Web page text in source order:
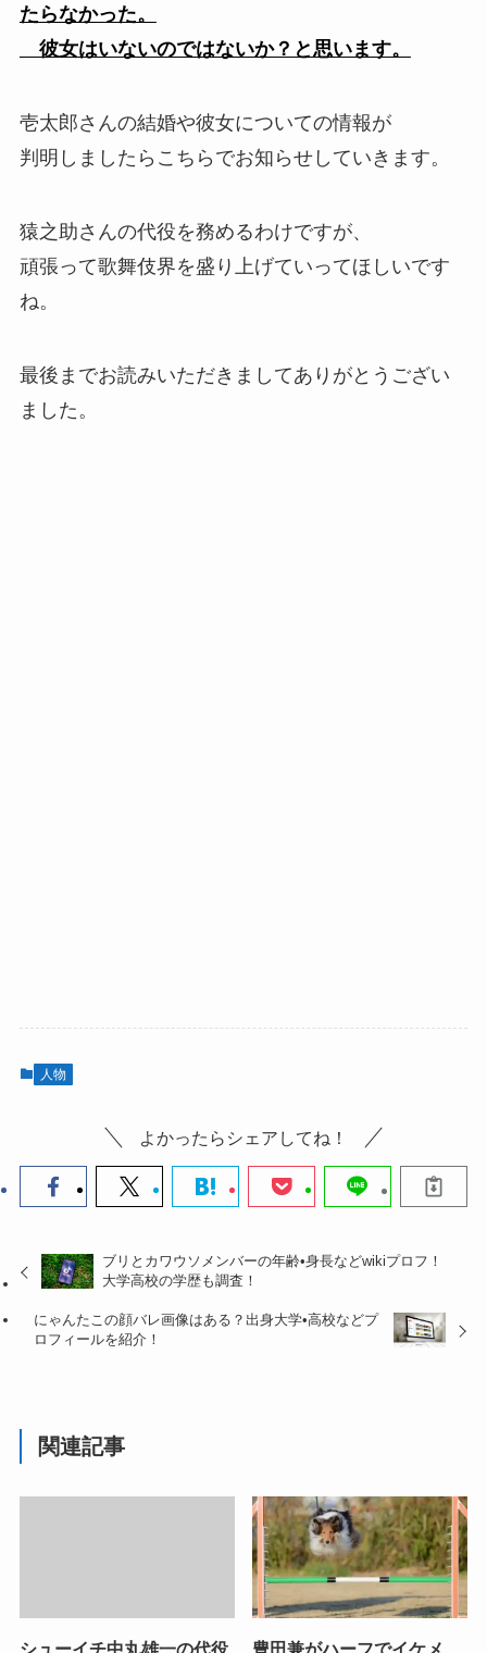
たらなかった。
彼女はいないのではないか？と思います。
壱太郎さんの結婚や彼女についての情報が
判明しましたらこちらでお知らせしていきます。
猿之助さんの代役を務めるわけですが、
頑張って歌舞伎界を盛り上げていってほしいです
ね。
最後までお読みいただきましてありがとうござい
ました。
人物
よかったらシェアしてね！
ブリとカワウソメンバーの年齢•身長などwikiプロフ！
大学高校の学歴も調査！
にゃんたこの顔バレ画像はある？出身大学•高校などプ
ロフィールを紹介！
関連記事
シューイチ中丸雄一の代役 豊田兼がハーフでイケメ